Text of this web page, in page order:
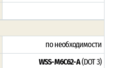
по необходимости
WSS-M6C62-A(DOT 3)